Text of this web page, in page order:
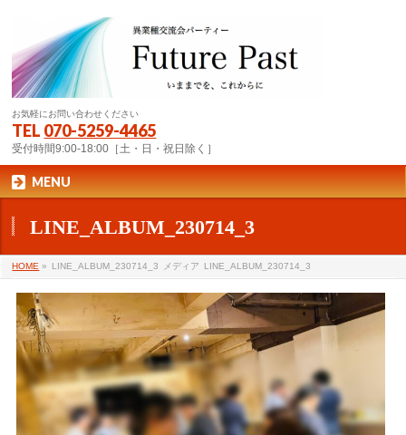
お気軽にお問い合わせください
TEL 070-5259-4465
受付時間9:00-18:00［土・日・祝日除く］
MENU
LINE_ALBUM_230714_3
HOME » LINE_ALBUM_230714_3 メディア LINE_ALBUM_230714_3